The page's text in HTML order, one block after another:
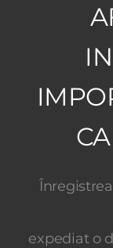
expediat o